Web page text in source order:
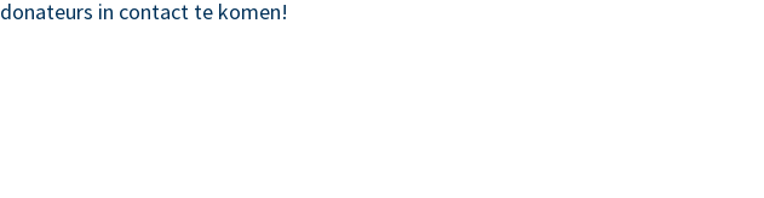
donateurs in contact te komen!